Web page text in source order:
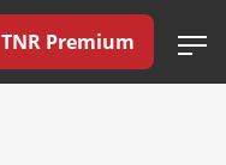
TNR Premium